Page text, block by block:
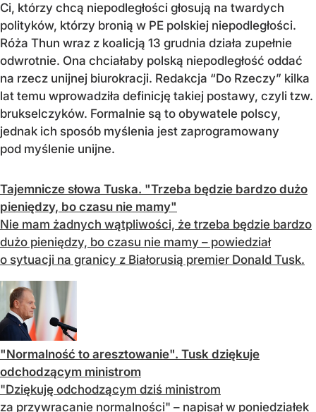
Ci, którzy chcą niepodległości głosują na twardych
polityków, którzy bronią w PE polskiej niepodległości.
Róża Thun wraz z koalicją 13 grudnia działa zupełnie
odwrotnie. Ona chciałaby polską niepodległość oddać
na rzecz unijnej biurokracji. Redakcja “Do Rzeczy” kilka
lat temu wprowadziła definicję takiej postawy, czyli tzw.
brukselczyków. Formalnie są to obywatele polscy,
jednak ich sposób myślenia jest zaprogramowany
pod myślenie unijne.
Tajemnicze słowa Tuska. "Trzeba będzie bardzo dużo
pieniędzy, bo czasu nie mamy"
Nie mam żadnych wątpliwości, że trzeba będzie bardzo
dużo pieniędzy, bo czasu nie mamy – powiedział
o sytuacji na granicy z Białorusią premier Donald Tusk.
"Normalność to aresztowanie". Tusk dziękuje
odchodzącym ministrom
"Dziękuję odchodzącym dziś ministrom
za przywracanie normalności" – napisał w poniedziałek